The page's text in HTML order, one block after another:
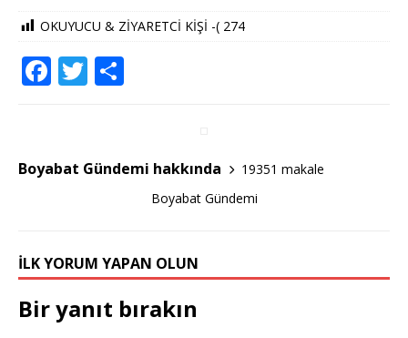
OKUYUCU & ZİYARETCİ KİŞİ -( 274
F
e
b
k
T
te
r
e
Boyabat Gündemi hakkında
19351 makale
Boyabat Gündemi
İLK YORUM YAPAN OLUN
Bir yanıt bırakın